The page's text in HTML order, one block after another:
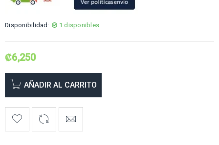
Disponibilidad: 1 disponibles
₡6,250
AÑADIR AL CARRITO